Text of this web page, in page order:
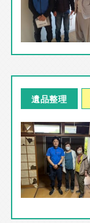
遺品整理